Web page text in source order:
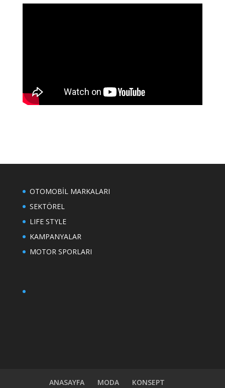
OTOMOBİL MARKALARI
SEKTÖREL
LIFE STYLE
KAMPANYALAR
MOTOR SPORLARI
ANASAYFA MODA KONSEPT